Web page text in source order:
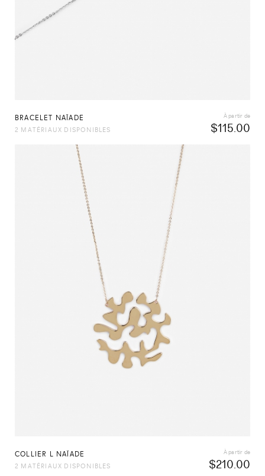
BRACELET NAÏADE
$115.00
À partir de
2 MATÉRIAUX DISPONIBLES
COLLIER L NAÏADE
$210.00
À partir de
2 MATÉRIAUX DISPONIBLES